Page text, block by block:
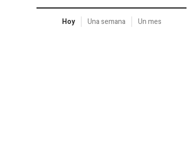
Hoy Una semana Un mes